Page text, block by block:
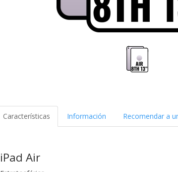
Características Información Recomendar a
iPad Air